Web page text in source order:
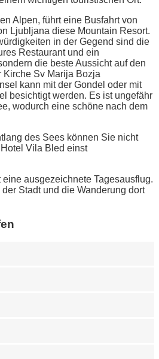
Alpen, führt eine Busfahrt von
Ljubljana diese Mountain Resort.
in der Gegend sind die
Restaurant und ein
die beste Aussicht auf den
Kirche Sv Marija Bozja
kann mit der Gondel oder mit
besichtigt werden. Es ist ungefähr
wodurch eine schöne nach dem
des Sees können Sie nicht
Vila Bled einst
ausgezeichnete Tagesausflug.
Stadt und die Wanderung dort